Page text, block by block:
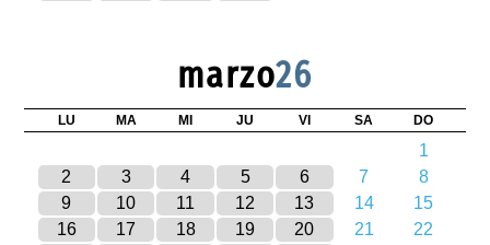
marzo26
LU MA MI JU VI SA DO
1
2
3 4 5 6 7
8
9
10 11 12 13 14
15
16
17 18 19 20 21
22